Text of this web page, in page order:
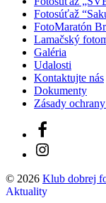
Fotosúťaž
FotoMaratón
Lamačský
Galéria
Udalosti
Kontaktujte nás
Dokumenty
Zásady
Facebook
Instagram
© 2026 Klub dobrej
Aktuality